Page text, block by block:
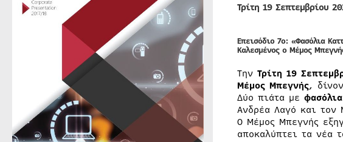
Τρίτη 19 Σεπτεμβρίου
Επεισόδιο 7ο: «Φασόλια
Καλεσμένος ο Μέμος
Την Τρίτη 19
Μέμος Μπεγνής,
Δύο πιάτα με
Ανδρέα Λαγό και τον
Ο Μέμος Μπεγνής
αποκαλύπτει τα νέα